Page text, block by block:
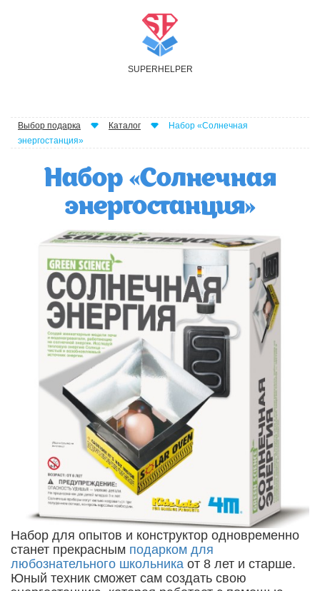
SUPER H ELPER
Выбор подарка Каталог
Набор «Солнечная
энергостанция»
Набор «Солнечная
энергостанция»
Набор для опытов и конструктор одновременно
станет прекрасным подарком для
любознательного школьника от 8 лет и старше.
Юный техник сможет сам создать свою